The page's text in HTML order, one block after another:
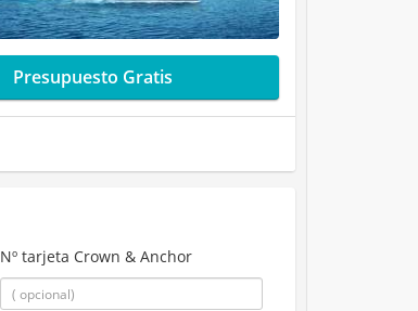
Presupuesto Gratis
Nº tarjeta Crown & Anchor